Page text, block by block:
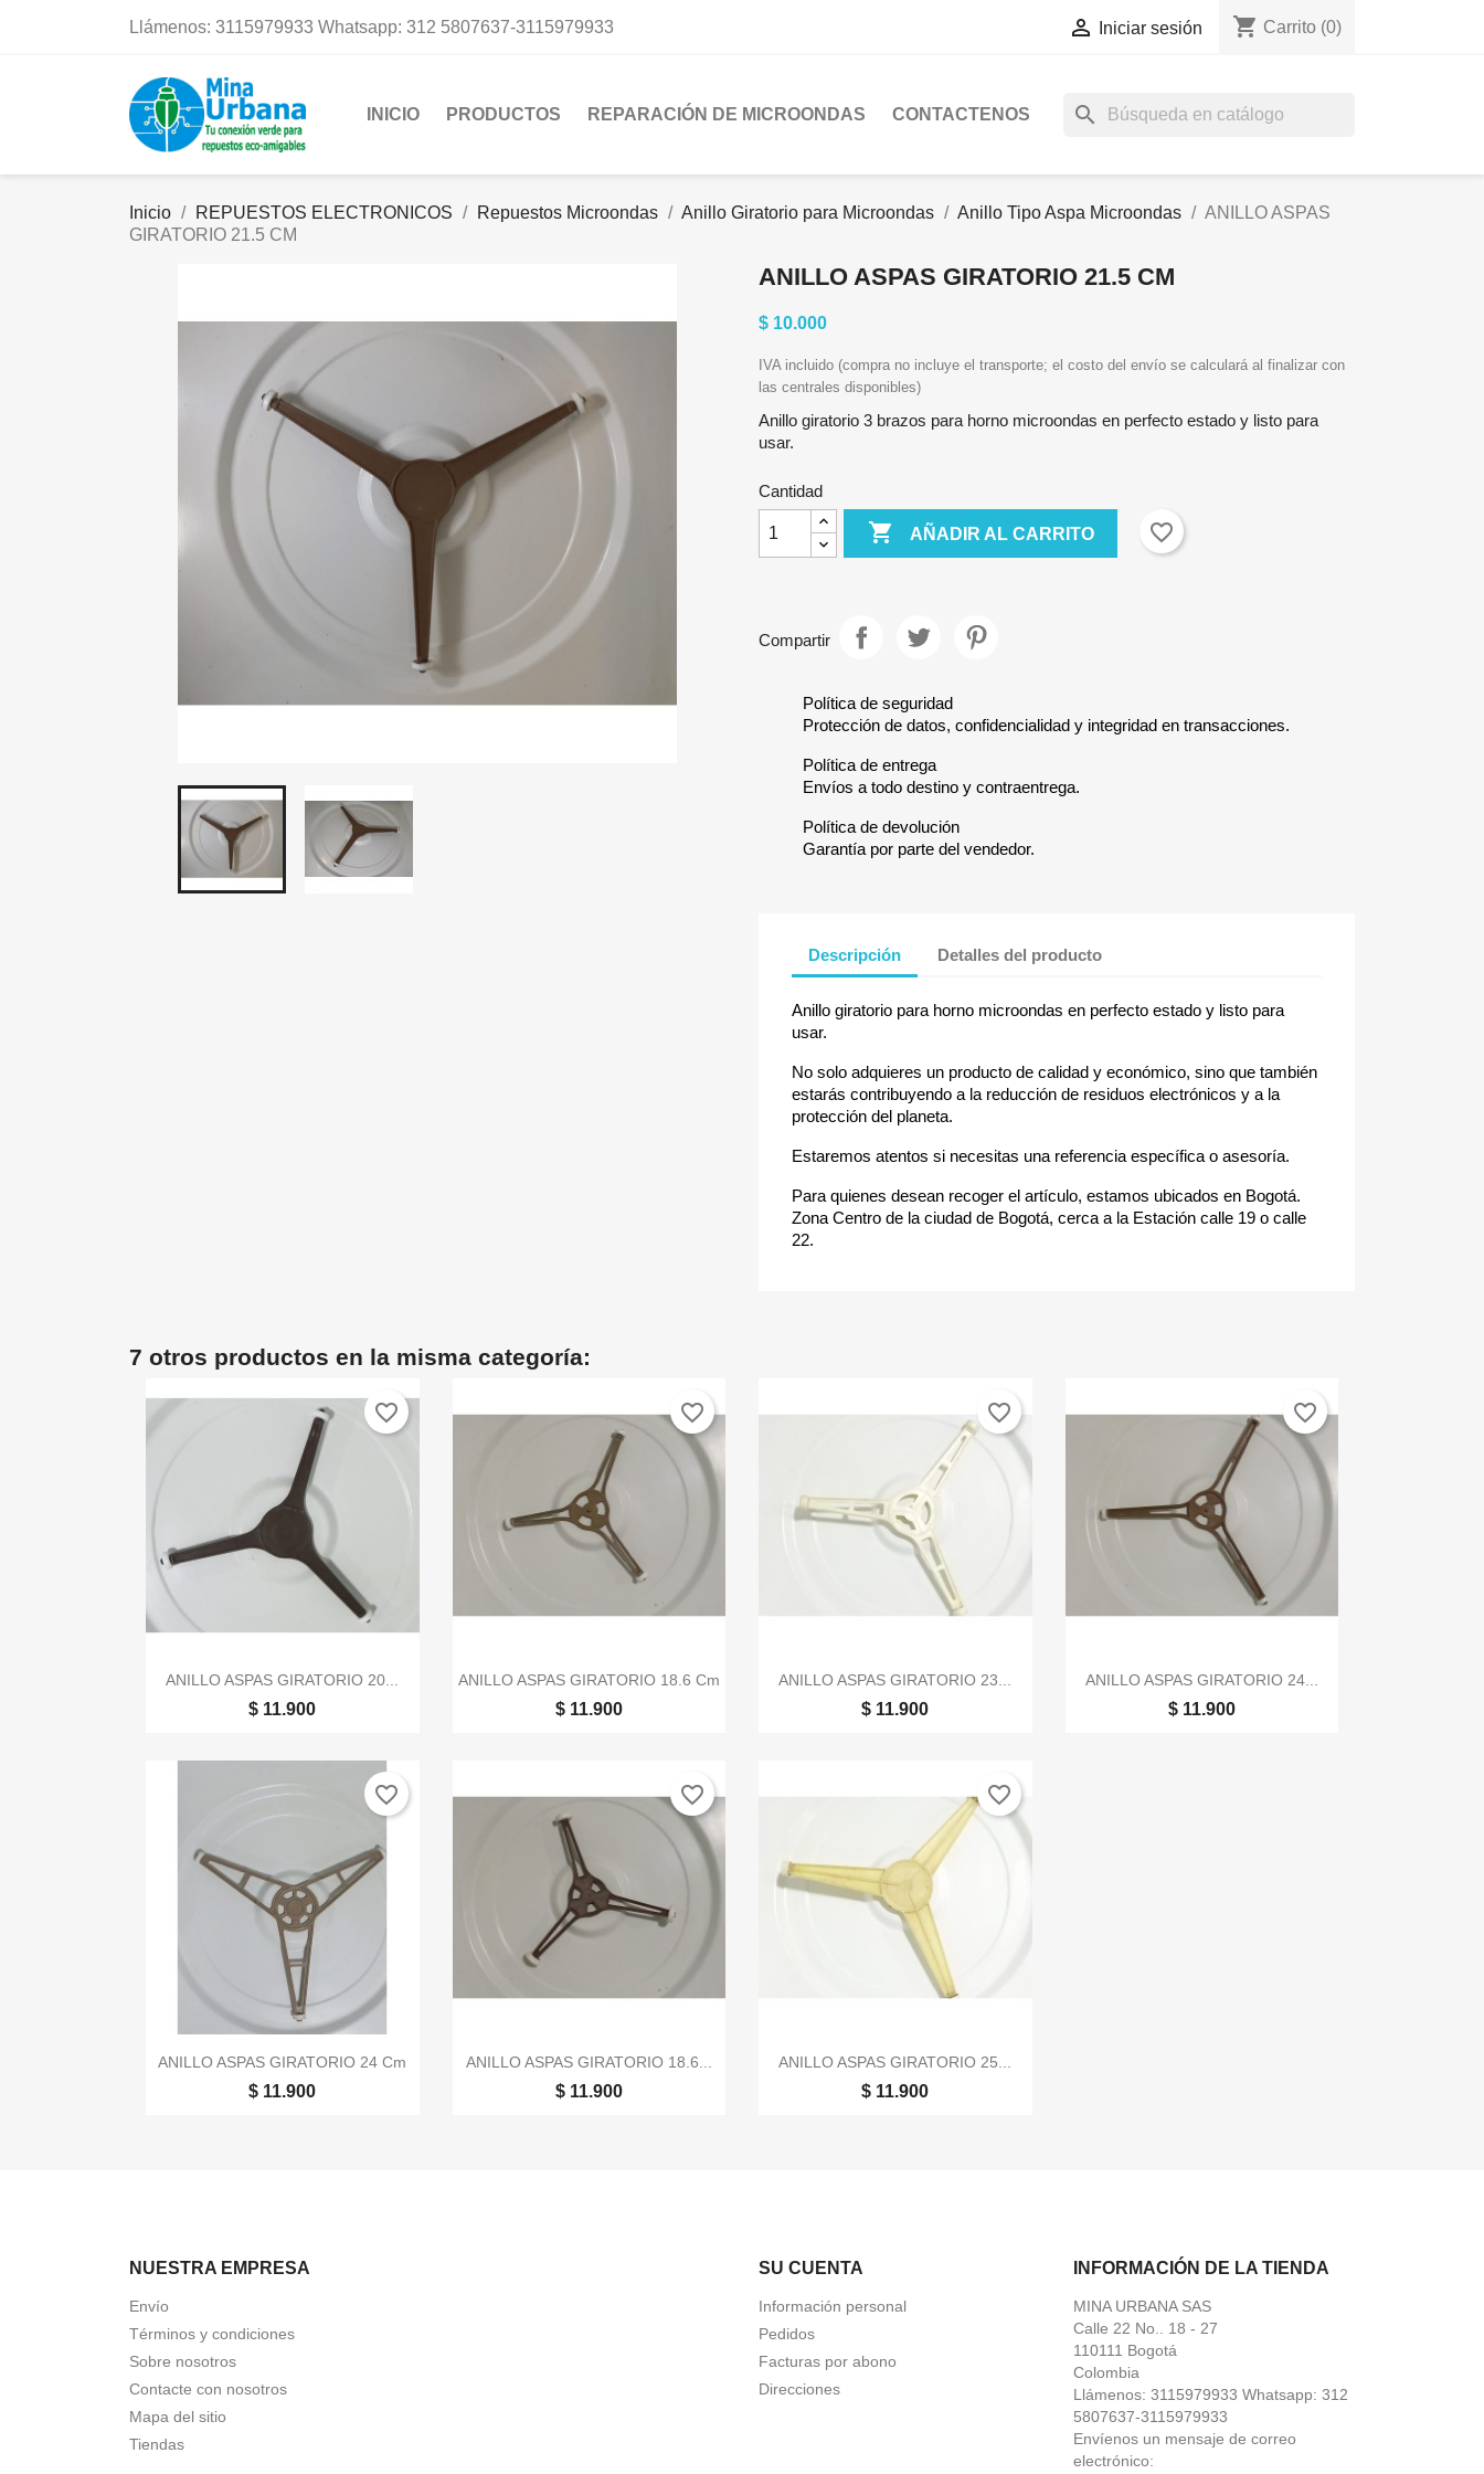
Llámenos: 3115979933 Whatsapp: 312 5807637-3115979933  Iniciar sesión shopping_cart Carrito (0)
INICIO PRODUCTOS REPARACIÓN DE MICROONDAS CONTACTENOS search
Inicio REPUESTOS ELECTRONICOS Repuestos Microondas Anillo Giratorio para Microondas Anillo Tipo Aspa Microondas
ANILLO ASPAS
GIRATORIO 21.5 CM
ANILLO ASPAS GIRATORIO 21.5 CM
$ 10.000
IVA incluido (compra no incluye el transporte; el costo del envío se calculará al finalizar con
las centrales disponibles)
Anillo giratorio 3 brazos para horno microondas en perfecto estado y listo para
usar.
Cantidad
 AÑADIR AL CARRITO favorite_border
Compartir
Política de seguridad
Protección de datos, confidencialidad y integridad en transacciones.
Política de entrega
Envíos a todo destino y contraentrega.
Política de devolución
Garantía por parte del vendedor.
Descripción Detalles del producto
Anillo giratorio para horno microondas en perfecto estado y listo para
usar.
No solo adquieres un producto de calidad y económico, sino que también
estarás contribuyendo a la reducción de residuos electrónicos y a la
protección del planeta.
Estaremos atentos si necesitas una referencia específica o asesoría.
Para quienes desean recoger el artículo, estamos ubicados en Bogotá.
Zona Centro de la ciudad de Bogotá, cerca a la Estación calle 19 o calle
22.
7 otros productos en la misma categoría:
Vista rápida
ANILLO ASPAS GIRATORIO 20...
$ 11.900
favorite_border
Vista rápida
ANILLO ASPAS GIRATORIO 18.6 Cm
$ 11.900
favorite_border
Vista rápida
ANILLO ASPAS GIRATORIO 23...
$ 11.900
favorite_border
Vista rápida
ANILLO ASPAS GIRATORIO 24...
$ 11.900
favorite_border
Vista rápida
ANILLO ASPAS GIRATORIO 24 Cm
$ 11.900
favorite_border
Vista rápida
ANILLO ASPAS GIRATORIO 18.6...
$ 11.900
favorite_border
Vista rápida
ANILLO ASPAS GIRATORIO 25...
$ 11.900
favorite_border
NUESTRA EMPRESA
Envío
Términos y condiciones
Sobre nosotros
Contacte con nosotros
Mapa del sitio
Tiendas
SU CUENTA
Información personal
Pedidos
Facturas por abono
Direcciones
INFORMACIÓN DE LA TIENDA
MINA URBANA SAS
Calle 22 No.. 18 - 27
110111 Bogotá
Colombia
Llámenos: 3115979933 Whatsapp: 312
5807637-3115979933
Envíenos un mensaje de correo
electrónico: